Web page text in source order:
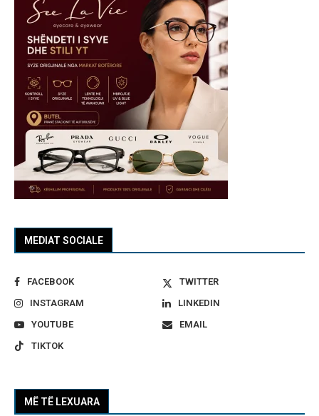
MEDIAT SOCIALE
FACEBOOK
TWITTER
INSTAGRAM
LINKEDIN
YOUTUBE
EMAIL
TIKTOK
MË TË LEXUARA